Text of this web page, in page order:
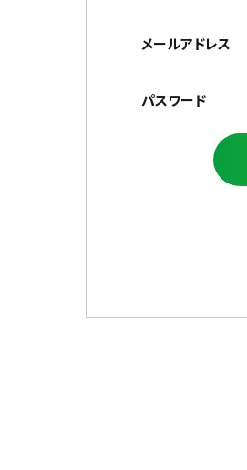
メールアドレス
パスワード